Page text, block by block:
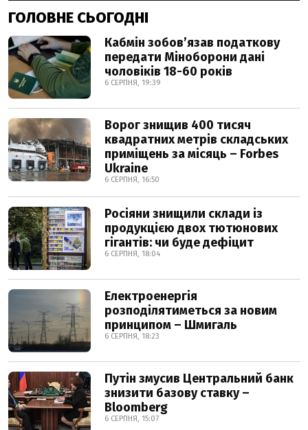
ГОЛОВНЕ СЬОГОДНІ
Кабмін зобовʼязав податкову
передати Міноборони дані
чоловіків 18-60 років
6 СЕРПНЯ, 19:39
Ворог знищив 400 тисяч
квадратних метрів складських
приміщень за місяць – Forbes
Ukraine
6 СЕРПНЯ, 16:50
Росіяни знищили склади із
продукцією двох тютюнових
гігантів: чи буде дефіцит
6 СЕРПНЯ, 18:04
Електроенергія
розподілятиметься за новим
принципом – Шмигаль
6 СЕРПНЯ, 18:23
Путін змусив Центральний банк
знизити базову ставку –
Bloomberg
6 СЕРПНЯ, 15:07